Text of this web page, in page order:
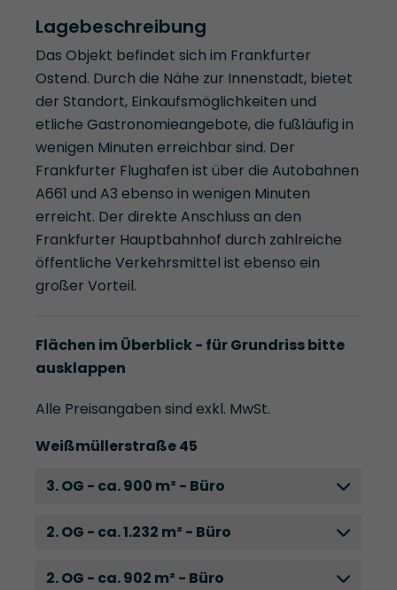
Lagebeschreibung
Das Objekt befindet sich im Frankfurter
Ostend. Durch die Nähe zur Innenstadt, bietet
der Standort, Einkaufsmöglichkeiten und
etliche Gastronomieangebote, die fußläufig in
wenigen Minuten erreichbar sind. Der
Frankfurter Flughafen ist über die Autobahnen
A661 und A3 ebenso in wenigen Minuten
erreicht. Der direkte Anschluss an den
Frankfurter Hauptbahnhof durch zahlreiche
öffentliche Verkehrsmittel ist ebenso ein
großer Vorteil.
Flächen im Überblick - für Grundriss bitte
ausklappen
Alle Preisangaben sind exkl. MwSt.
Weißmüllerstraße 45
3. OG - ca. 900 m² - Büro
2. OG - ca. 1.232 m² - Büro
2. OG - ca. 902 m² - Büro